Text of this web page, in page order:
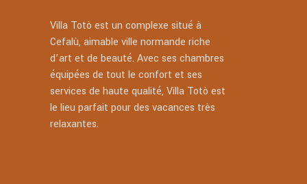
Villa Totò est un complexe situé à
Cefalù, aimable ville normande riche
d’art et de beauté. Avec ses chambres
équipées de tout le confort et ses
services de haute qualité, Villa Totò est
le lieu parfait pour des vacances très
relaxantes.